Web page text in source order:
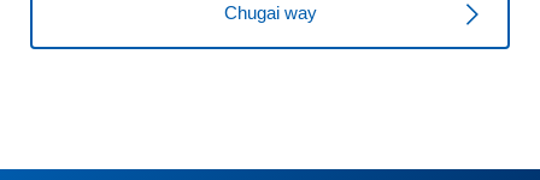
Chugai way